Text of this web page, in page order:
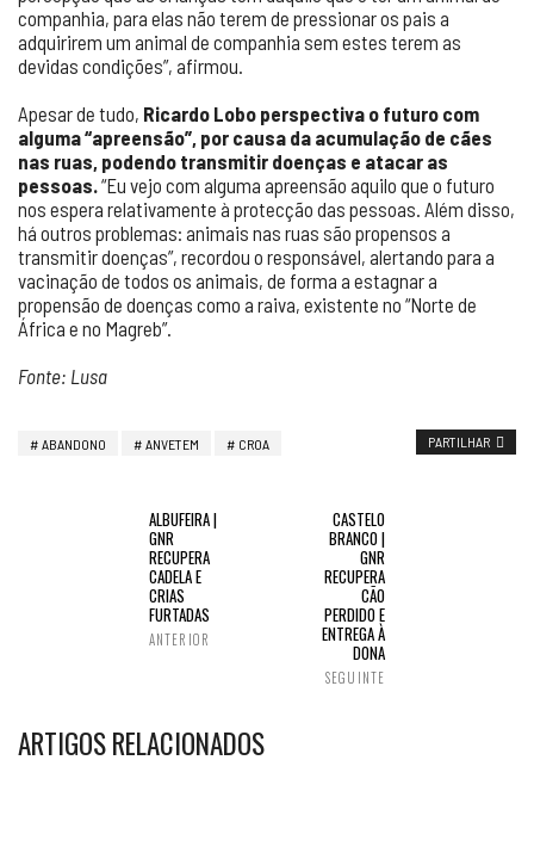
companhia, para elas não terem de pressionar os pais a
adquirirem um animal de companhia sem estes terem as
devidas condições”, afirmou.
Apesar de tudo, Ricardo Lobo perspectiva o futuro com
alguma “apreensão”, por causa da acumulação de cães
nas ruas, podendo transmitir doenças e atacar as
pessoas.“Eu vejo com alguma apreensão aquilo que o futuro
nos espera relativamente à protecção das pessoas. Além disso,
há outros problemas: animais nas ruas são propensos a
transmitir doenças”, recordou o responsável, alertando para a
vacinação de todos os animais, de forma a estagnar a
propensão de doenças como a raiva, existente no “Norte de
África e no Magreb”.
Fonte: Lusa
ABANDONO ANVETEM CROA PARTILHAR
ALBUFEIRA |
GNR
RECUPERA
CADELA E
CRIAS
FURTADAS
ANTERIOR
CASTELO
BRANCO |
GNR
RECUPERA
CÃO
PERDIDO E
ENTREGA À
DONA
SEGUINTE
ARTIGOS RELACIONADOS